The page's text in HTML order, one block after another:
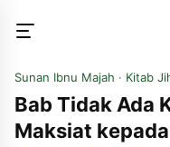
Sunan Ibnu Majah · Kitab
Bab Tidak Ada
Maksiat